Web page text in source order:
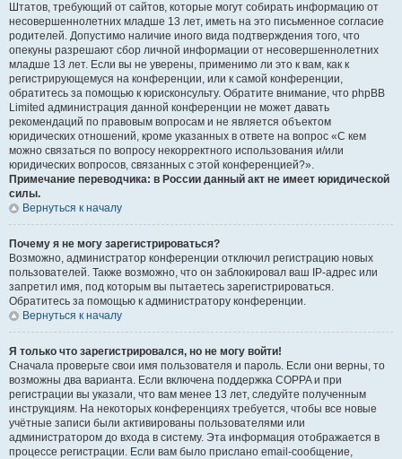
Штатов, требующий от сайтов, которые могут собирать информацию от
несовершеннолетних младше 13 лет, иметь на это письменное согласие
родителей. Допустимо наличие иного вида подтверждения того, что
опекуны разрешают сбор личной информации от несовершеннолетних
младше 13 лет. Если вы не уверены, применимо ли это к вам, как к
регистрирующемуся на конференции, или к самой конференции,
обратитесь за помощью к юрисконсульту. Обратите внимание, что phpBB
Limited администрация данной конференции не может давать
рекомендаций по правовым вопросам и не является объектом
юридических отношений, кроме указанных в ответе на вопрос «С кем
можно связаться по вопросу некорректного использования и/или
юридических вопросов, связанных с этой конференцией?».
Примечание переводчика: в России данный акт не имеет юридической
силы.
Вернуться к началу
Почему я не могу зарегистрироваться?
Возможно, администратор конференции отключил регистрацию новых
пользователей. Также возможно, что он заблокировал ваш IP-адрес или
запретил имя, под которым вы пытаетесь зарегистрироваться.
Обратитесь за помощью к администратору конференции.
Вернуться к началу
Я только что зарегистрировался, но не могу войти!
Сначала проверьте свои имя пользователя и пароль. Если они верны, то
возможны два варианта. Если включена поддержка COPPA и при
регистрации вы указали, что вам менее 13 лет, следуйте полученным
инструкциям. На некоторых конференциях требуется, чтобы все новые
учётные записи были активированы пользователями или
администратором до входа в систему. Эта информация отображается в
процессе регистрации. Если вам было прислано email-сообщение,